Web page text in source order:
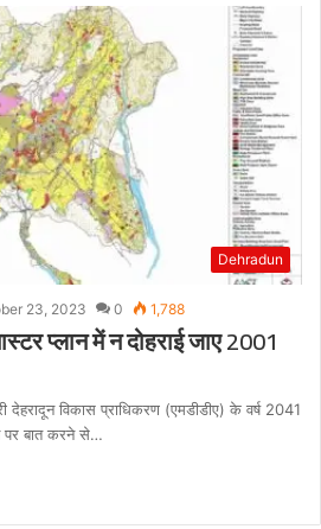
Dehradun
23, 2023 0 1,788
प्लान में न दोहराई जाए 2001
विकास प्राधिकरण (एमडीडीए) के वर्ष 2041
पर बात करने से…